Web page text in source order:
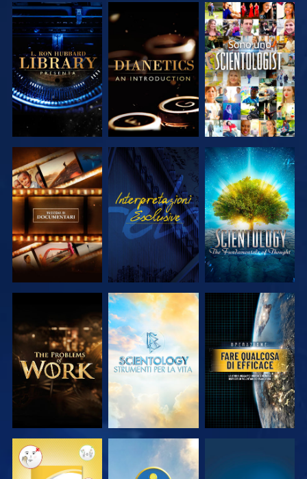
ESPLORA LE
SERIE
ESPLORA LE
SERIE
GUARDA
ESPLORA LE
SERIE
GUARDA
ESPLORA LE
SERIE
ESPLORA LE
SERIE
ESPLORA LE
SERIE
GUARDA